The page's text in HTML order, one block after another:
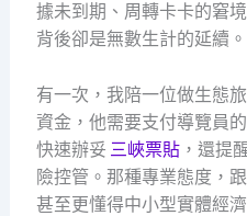
據未到期、周轉卡卡的窘
背後卻是無數生計的延續。
有一次，我陪一位做生態
資金，他需要支付導覽員
快速辦妥 三峽票貼，還提
險控管。那種專業態度，
甚至更懂得中小型實體經